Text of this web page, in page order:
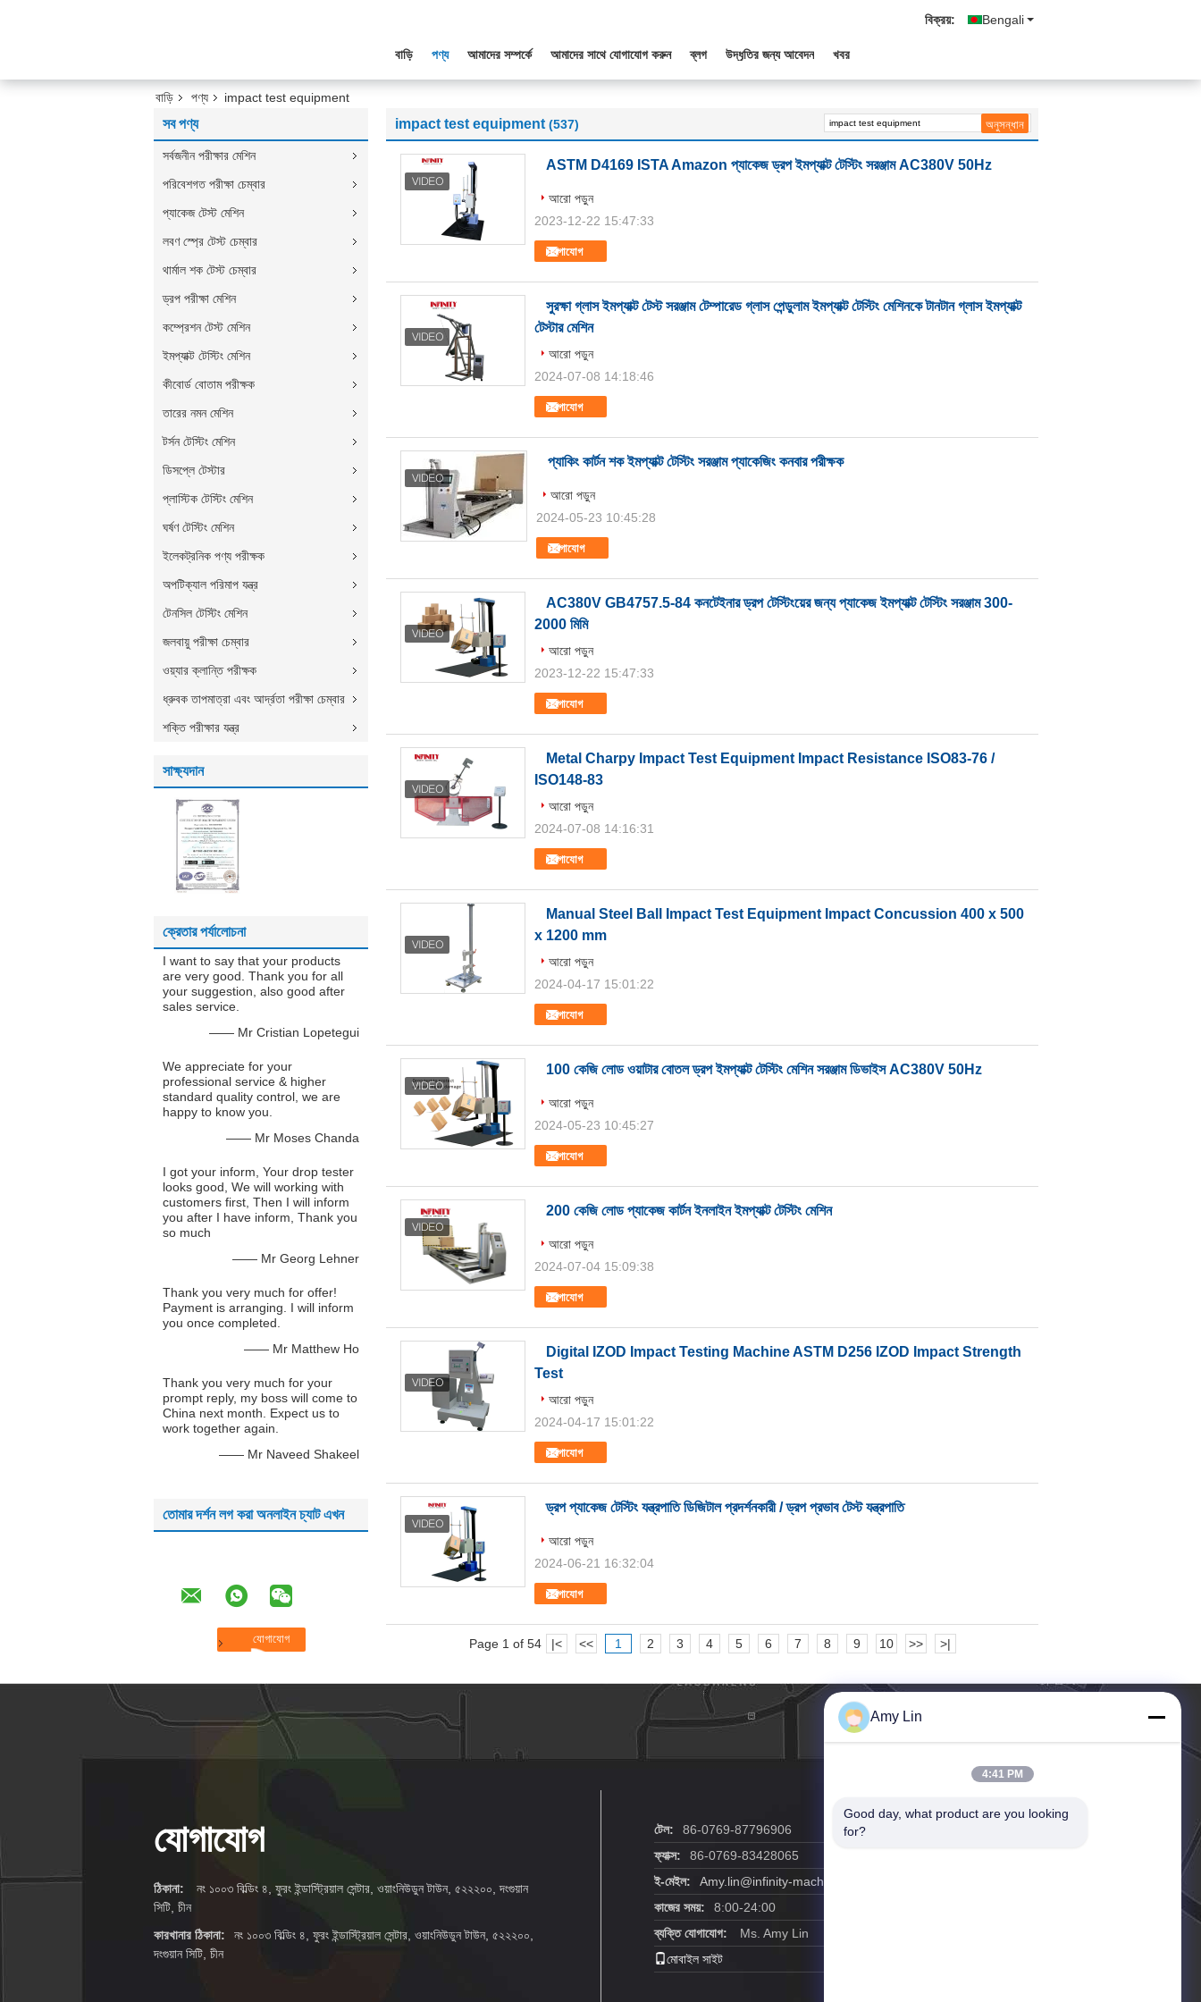
Bengali
বিক্রয়:
বাড়ি পণ্য আমাদের সম্পর্কে আমাদের সাথে যোগাযোগ করুন ব্লগ উদ্ধৃতির জন্য আবেদন খবর
বাড়ি পণ্য impact test equipment
সব পণ্য
সর্বজনীন পরীক্ষার মেশিন
পরিবেশগত পরীক্ষা চেম্বার
প্যাকেজ টেস্ট মেশিন
লবণ স্প্রে টেস্ট চেম্বার
থার্মাল শক টেস্ট চেম্বার
ড্রপ পরীক্ষা মেশিন
কম্প্রেশন টেস্ট মেশিন
ইমপ্যাক্ট টেস্টিং মেশিন
কীবোর্ড বোতাম পরীক্ষক
তারের নমন মেশিন
টর্সন টেস্টিং মেশিন
ডিসপ্লে টেস্টার
প্লাস্টিক টেস্টিং মেশিন
ঘর্ষণ টেস্টিং মেশিন
ইলেকট্রনিক পণ্য পরীক্ষক
অপটিক্যাল পরিমাপ যন্ত্র
টেনসিল টেস্টিং মেশিন
জলবায়ু পরীক্ষা চেম্বার
ওয়্যার ক্লান্তি পরীক্ষক
ধ্রুবক তাপমাত্রা এবং আর্দ্রতা পরীক্ষা চেম্বার
শক্তি পরীক্ষার যন্ত্র
সাক্ষ্যদান
ক্রেতার পর্যালোচনা
I want to say that your products
are very good. Thank you for all
your suggestion, also good after
sales service.
—— Mr Cristian Lopetegui
We appreciate for your
professional service & higher
standard quality control, we are
happy to know you.
—— Mr Moses Chanda
I got your inform, Your drop tester
looks good, We will working with
customers first, Then I will inform
you after I have inform, Thank you
so much
—— Mr Georg Lehner
Thank you very much for offer!
Payment is arranging. I will inform
you once completed.
—— Mr Matthew Ho
Thank you very much for your
prompt reply, my boss will come to
China next month. Expect us to
work together again.
—— Mr Naveed Shakeel
তোমার দর্শন লগ করা অনলাইন চ্যাট এখন
impact test equipment (537)
ASTM D4169 ISTA Amazon প্যাকেজ ড্রপ ইমপ্যাক্ট টেস্টিং সরঞ্জাম AC380V 50Hz
যোগাযোগ
আরো পড়ুন
2023-12-22 15:47:33
সুরক্ষা গ্লাস ইমপ্যাক্ট টেস্ট সরঞ্জাম টেম্পারেড গ্লাস পেন্ডুলাম ইমপ্যাক্ট টেস্টিং মেশিনকে টানটান গ্লাস ইমপ্যাক্ট
টেস্টার মেশিন
যোগাযোগ
আরো পড়ুন
2024-07-08 14:18:46
প্যাকিং কার্টন শক ইমপ্যাক্ট টেস্টিং সরঞ্জাম প্যাকেজিং কনবার পরীক্ষক
যোগাযোগ
আরো পড়ুন
2024-05-23 10:45:28
AC380V GB4757.5-84 কনটেইনার ড্রপ টেস্টিংয়ের জন্য প্যাকেজ ইমপ্যাক্ট টেস্টিং সরঞ্জাম 300-
2000 মিমি
যোগাযোগ
আরো পড়ুন
2023-12-22 15:47:33
Metal Charpy Impact Test Equipment Impact Resistance ISO83-76 /
ISO148-83
যোগাযোগ
আরো পড়ুন
2024-07-08 14:16:31
Manual Steel Ball Impact Test Equipment Impact Concussion 400 x 500
x 1200 mm
যোগাযোগ
আরো পড়ুন
2024-04-17 15:01:22
100 কেজি লোড ওয়াটার বোতল ড্রপ ইমপ্যাক্ট টেস্টিং মেশিন সরঞ্জাম ডিভাইস AC380V 50Hz
যোগাযোগ
আরো পড়ুন
2024-05-23 10:45:27
200 কেজি লোড প্যাকেজ কার্টন ইনলাইন ইমপ্যাক্ট টেস্টিং মেশিন
যোগাযোগ
আরো পড়ুন
2024-07-04 15:09:38
Digital IZOD Impact Testing Machine ASTM D256 IZOD Impact Strength
Test
যোগাযোগ
আরো পড়ুন
2024-04-17 15:01:22
ড্রপ প্যাকেজ টেস্টিং যন্ত্রপাতি ডিজিটাল প্রদর্শনকারী / ড্রপ প্রভাব টেস্ট যন্ত্রপাতি
যোগাযোগ
আরো পড়ুন
2024-06-21 16:32:04
Page 1 of 54 |< << 1 2 3 4 5 6 7 8 9 10 >> >|
যোগাযোগ
ঠিকানা:
নং ১০০৩ বিল্ডিং ৪, ফুরং ইন্ডাস্ট্রিয়াল সেন্টার, ওয়াংনিউডুন টাউন, ৫২২২০০, দংগুয়ান
সিটি, চীন
কারখানার ঠিকানা:
নং ১০০৩ বিল্ডিং ৪, ফুরং ইন্ডাস্ট্রিয়াল সেন্টার, ওয়াংনিউডুন টাউন, ৫২২২০০,
দংগুয়ান সিটি, চীন
টেল:
86-0769-87796906
ফ্যাক্স:
86-0769-83428065
ই-মেইল:
Amy.lin@infinity-machine.com
কাজের সময়:
8:00-24:00
ব্যক্তি যোগাযোগ:
Ms. Amy Lin
মোবাইল সাইট
Amy Lin
4:41 PM
Good day, what product are you looking
for?